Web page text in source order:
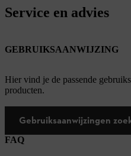
Service en advies
GEBRUIKSAANWIJZING
Hier vind je de passende
producten.
Gebruiksaanwijzingen
FAQ